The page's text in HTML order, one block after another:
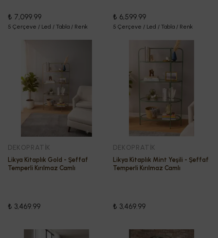
₺ 7,099.99
5 Çerçeve / Led / Tabla / Renk
₺ 6,599.99
5 Çerçeve / Led / Tabla / Renk
DEKOPRATİK
Likya Kitaplık Gold - Şeffaf
Temperli Kırılmaz Camlı
₺ 3,469.99
DEKOPRATİK
Likya Kitaplık Mint Yeşili - Şeffaf
Temperli Kırılmaz Camlı
₺ 3,469.99